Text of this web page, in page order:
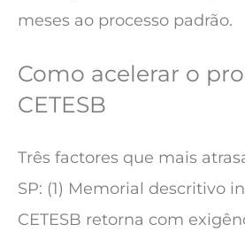
meses ao processo padrão.
Como acelerar o
CETESB
Três factores que mais
SP: (1) Memorial descritivo
CETESB retorna com